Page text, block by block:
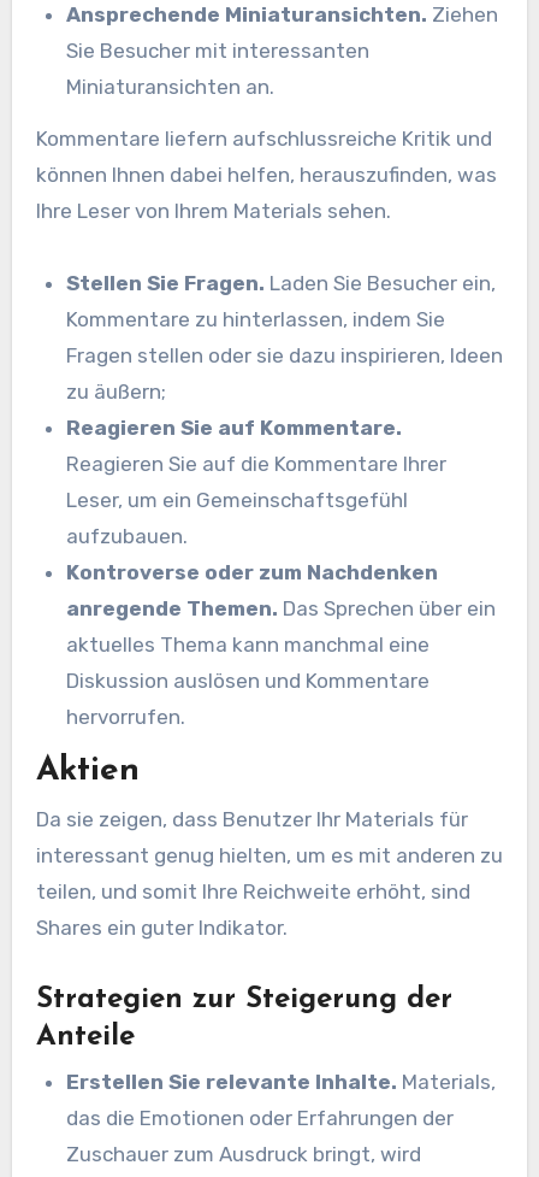
Ansprechende Miniaturansichten. Ziehen
Sie Besucher mit interessanten
Miniaturansichten an.
Kommentare liefern aufschlussreiche Kritik und
können Ihnen dabei helfen, herauszufinden, was
Ihre Leser von Ihrem Materials sehen.
Stellen Sie Fragen. Laden Sie Besucher ein,
Kommentare zu hinterlassen, indem Sie
Fragen stellen oder sie dazu inspirieren, Ideen
zu äußern;
Reagieren Sie auf Kommentare.
Reagieren Sie auf die Kommentare Ihrer
Leser, um ein Gemeinschaftsgefühl
aufzubauen.
Kontroverse oder zum Nachdenken
anregende Themen. Das Sprechen über ein
aktuelles Thema kann manchmal eine
Diskussion auslösen und Kommentare
hervorrufen.
Aktien
Da sie zeigen, dass Benutzer Ihr Materials für
interessant genug hielten, um es mit anderen zu
teilen, und somit Ihre Reichweite erhöht, sind
Shares ein guter Indikator.
Strategien zur Steigerung der
Anteile
Erstellen Sie relevante Inhalte. Materials,
das die Emotionen oder Erfahrungen der
Zuschauer zum Ausdruck bringt, wird